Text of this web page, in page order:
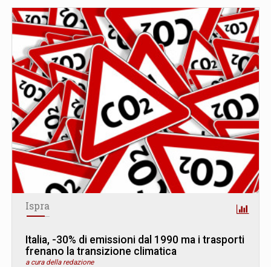
Ispra
Italia, -30% di emissioni dal 1990 ma i trasporti
frenano la transizione climatica
a cura della redazione